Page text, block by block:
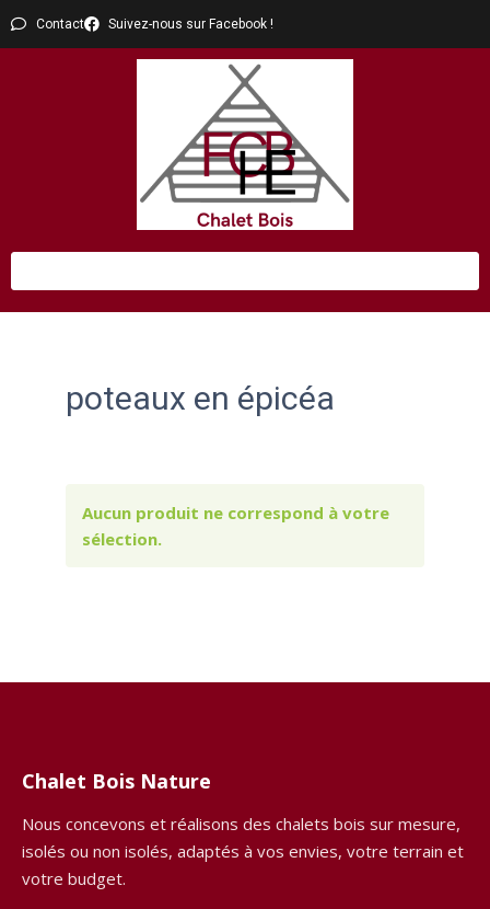
Contact Suivez-nous sur Facebook !
poteaux en épicéa
Aucun produit ne correspond à votre
sélection.
Chalet Bois Nature
Nous concevons et réalisons des chalets bois sur mesure,
isolés ou non isolés, adaptés à vos envies, votre terrain et
votre budget.